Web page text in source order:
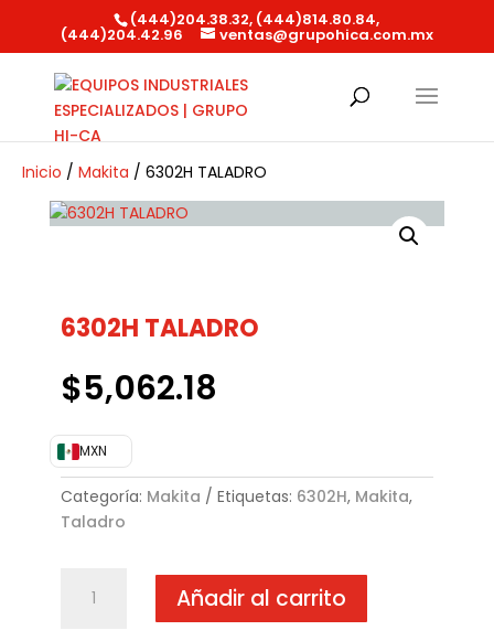
(444)204.38.32, (444)814.80.84,
(444)204.42.96 ventas@grupohica.com.mx
Inicio / Makita / 6302H TALADRO
6302H TALADRO
$5,062.18
MXN
Categoría: Makita Etiquetas: 6302H, Makita,
Taladro
TALADRO
Añadir al carrito